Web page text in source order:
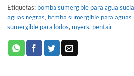
Etiquetas: bomba sumergible para agua sucia
aguas negras, bomba sumergible para aguas
sumergible para lodos, myers, pentair